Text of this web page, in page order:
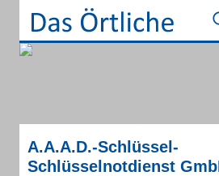
A.A.A.D.-Schlüssel-
Schlüsselnotdienst